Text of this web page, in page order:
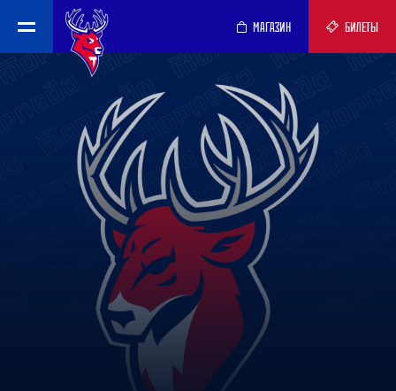
МАГАЗИН БИЛЕТЫ